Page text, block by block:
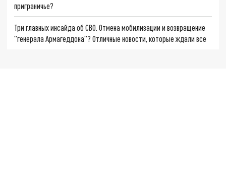
приграничье?
Три главных инсайда об СВО. Отмена мобилизации и возвращение
"генерала Армагеддона"? Отличные новости, которые ждали все